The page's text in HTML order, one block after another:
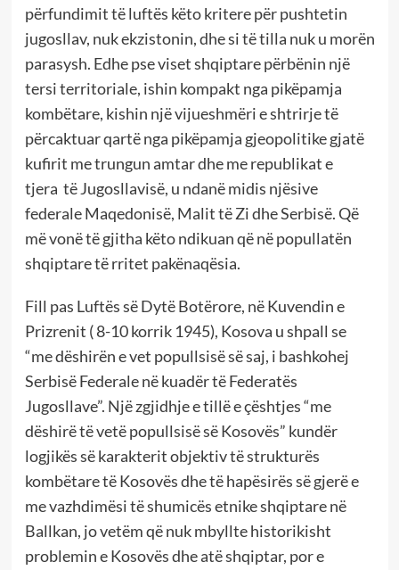
përfundimit të luftës këto kritere për pushtetin
jugosllav, nuk ekzistonin, dhe si të tilla nuk u morën
parasysh. Edhe pse viset shqiptare përbënin një
tersi territoriale, ishin kompakt nga pikëpamja
kombëtare, kishin një vijueshmëri e shtrirje të
përcaktuar qartë nga pikëpamja gjeopolitike gjatë
kufirit me trungun amtar dhe me republikat e
tjera të Jugosllavisë, u ndanë midis njësive
federale Maqedonisë, Malit të Zi dhe Serbisë. Që
më vonë të gjitha këto ndikuan që në popullatën
shqiptare të rritet pakënaqësia.
Fill pas Luftës së Dytë Botërore, në Kuvendin e
Prizrenit ( 8-10 korrik 1945), Kosova u shpall se
“me dëshirën e vet popullsisë së saj, i bashkohej
Serbisë Federale në kuadër të Federatës
Jugosllave”. Një zgjidhje e tillë e çështjes “me
dëshirë të vetë popullsisë së Kosovës” kundër
logjikës së karakterit objektiv të strukturës
kombëtare të Kosovës dhe të hapësirës së gjerë e
me vazhdimësi të shumicës etnike shqiptare në
Ballkan, jo vetëm që nuk mbyllte historikisht
problemin e Kosovës dhe atë shqiptar, por e